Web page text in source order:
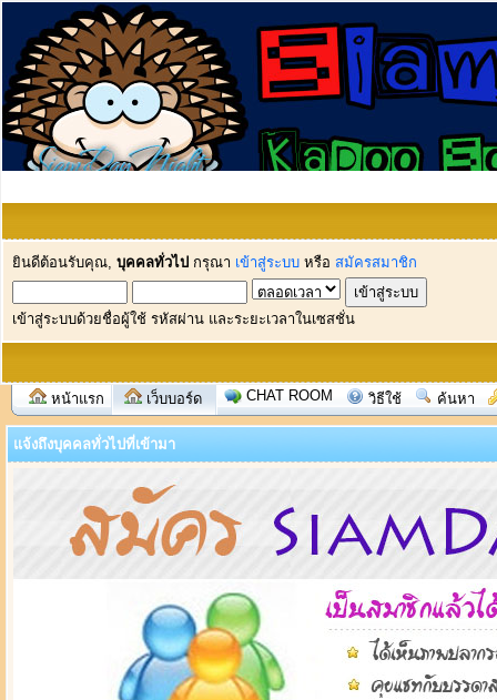
ยินดีต้อนรับคุณ, บุคคลทั่วไป กรุณา เข้าสู่ระบบ หรือ สมัครสมาชิก
เข้าสู่ระบบด้วยชื่อผู้ใช้ รหัสผ่าน และระยะเวลาในเซสชั่น
หน้าแรก เว็บบอร์ด CHAT ROOM วิธีใช้ ค้นหา
แจ้งถึงบุคคลทั่วไปที่เข้ามา